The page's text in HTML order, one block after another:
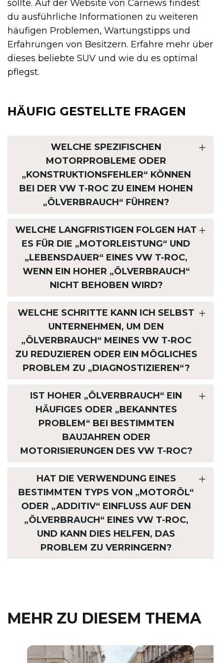
sollte. Auf der Website von Carnews findest
du ausführliche Informationen zu weiteren
häufigen Problemen, Wartungstipps und
Erfahrungen von Besitzern. Erfahre mehr über
dieses beliebte SUV und wie du es optimal
pflegst.
HÄUFIG GESTELLTE FRAGEN
WELCHE SPEZIFISCHEN
MOTORPROBLEME ODER
„KONSTRUKTIONSFEHLER“ KÖNNEN
BEI DER VW T-ROC ZU EINEM HOHEN
„ÖLVERBRAUCH“ FÜHREN?
WELCHE LANGFRISTIGEN FOLGEN HAT
ES FÜR DIE „MOTORLEISTUNG“ UND
„LEBENSDAUER“ EINES VW T-ROC,
WENN EIN HOHER „ÖLVERBRAUCH“
NICHT BEHOBEN WIRD?
WELCHE SCHRITTE KANN ICH SELBST
UNTERNEHMEN, UM DEN
„ÖLVERBRAUCH“ MEINES VW T-ROC
ZU REDUZIEREN ODER EIN MÖGLICHES
PROBLEM ZU „DIAGNOSTIZIEREN“?
IST HOHER „ÖLVERBRAUCH“ EIN
HÄUFIGES ODER „BEKANNTES
PROBLEM“ BEI BESTIMMTEN
BAUJAHREN ODER
MOTORISIERUNGEN DES VW T-ROC?
HAT DIE VERWENDUNG EINES
BESTIMMTEN TYPS VON „MOTORÖL“
ODER „ADDITIV“ EINFLUSS AUF DEN
„ÖLVERBRAUCH“ EINES VW T-ROC,
UND KANN DIES HELFEN, DAS
PROBLEM ZU VERRINGERN?
MEHR ZU DIESEM THEMA